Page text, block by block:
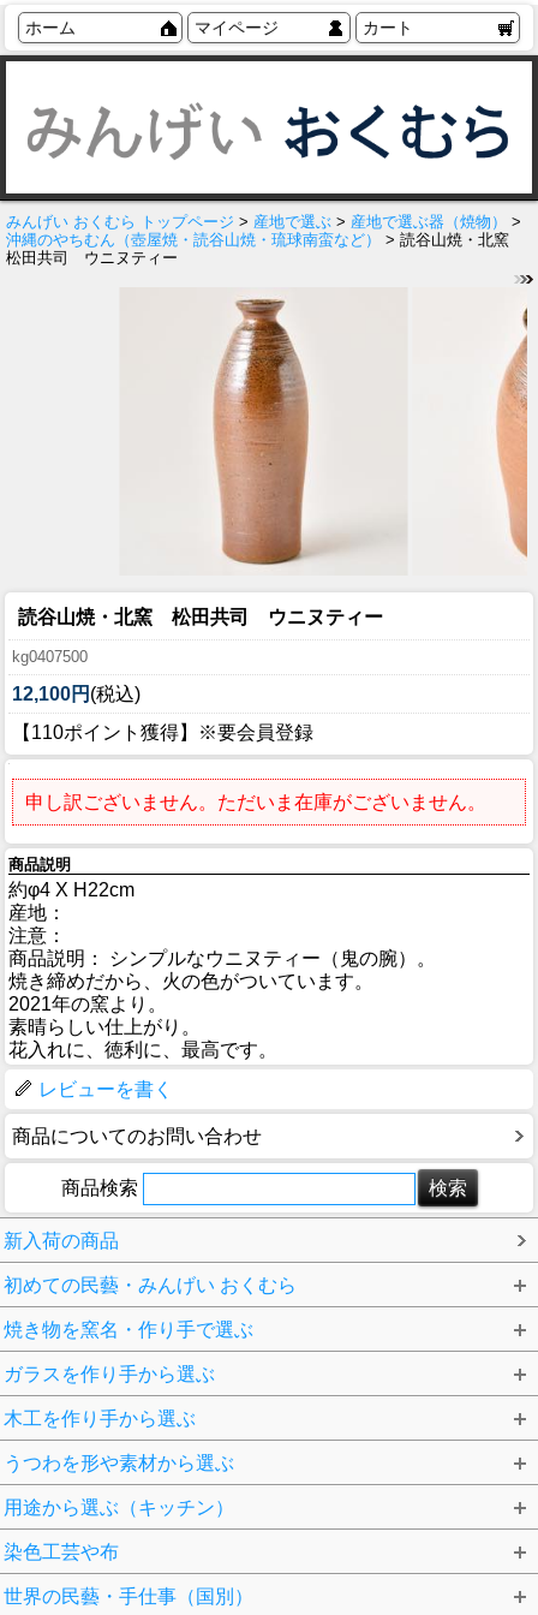
ホーム マイページ カート
みんげい おくむら トップページ > 産地で選ぶ > 産地で選ぶ器（焼物）
>
沖縄のやちむん（壺屋焼・読谷山焼・琉球南蛮など）
> 読谷山焼・北窯
松田共司 ウニヌティー
読谷山焼・北窯 松田共司 ウニヌティー
kg0407500
12,100円 (税込)
【110ポイント獲得】※要会員登録
申し訳ございません。ただいま在庫がございません。
商品説明
約φ4 X H22cm
産地：
注意：
商品説明： シンプルなウニヌティー（鬼の腕）。
焼き締めだから、火の色がついています。
2021年の窯より。
素晴らしい仕上がり。
花入れに、徳利に、最高です。
レビューを書く
商品についてのお問い合わせ
商品検索
新入荷の商品
初めての民藝・みんげい おくむら
焼き物を窯名・作り手で選ぶ
ガラスを作り手から選ぶ
木工を作り手から選ぶ
うつわを形や素材から選ぶ
用途から選ぶ（キッチン）
染色工芸や布
世界の民藝・手仕事（国別）